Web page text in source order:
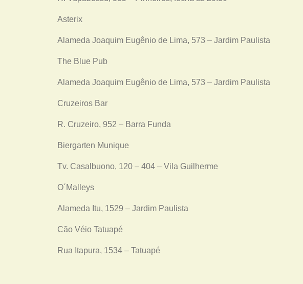
Asterix
Alameda Joaquim Eugênio de Lima, 573 – Jardim Paulista
The Blue Pub
Alameda Joaquim Eugênio de Lima, 573 – Jardim Paulista
Cruzeiros Bar
R. Cruzeiro, 952 – Barra Funda
Biergarten Munique
Tv. Casalbuono, 120 – 404 – Vila Guilherme
O´Malleys
Alameda Itu, 1529 – Jardim Paulista
Cão Véio Tatuapé
Rua Itapura, 1534 – Tatuapé